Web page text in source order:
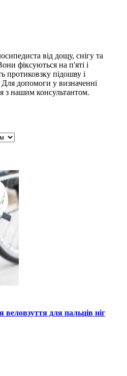
від дощу, снігу та
фіксуються на п'яті і
протиковзку підошву і
Для допомоги у визначенні
з нашим консультантом.
веловзуття для пальців ніг